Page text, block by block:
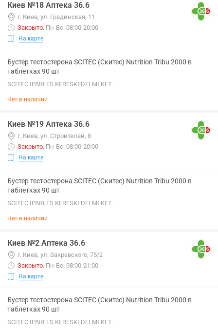
Киев №18 Аптека 36.6
г. Киев, ул. Градинская, 11
Закрыто. Пн-Вс: 08:00-20:00
На карте
Бустер тестостерона SCITEC (Скитес) Nutrition Tribu 2000 в
таблетках 90 шт
SCITEC IPARI ES KERESKEDELMI KFT.
Нет в наличии
Киев №19 Аптека 36.6
г. Киев, ул. Строителей, 8
Закрыто. Пн-Вс: 08:00-20:00
На карте
Бустер тестостерона SCITEC (Скитес) Nutrition Tribu 2000 в
таблетках 90 шт
SCITEC IPARI ES KERESKEDELMI KFT.
Нет в наличии
Киев №2 Аптека 36.6
г. Киев, ул. Закревского, 75/2
Закрыто. Пн-Вс: 08:00-21:00
На карте
Бустер тестостерона SCITEC (Скитес) Nutrition Tribu 2000 в
таблетках 90 шт
SCITEC IPARI ES KERESKEDELMI KFT.